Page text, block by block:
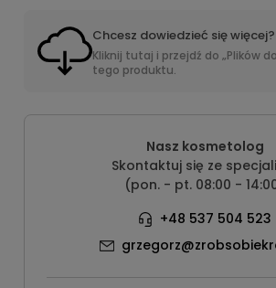
Chcesz dowiedzieć się więcej?
Kliknij tutaj i przejdź do „Plików
tego produktu.
Nasz kosmetolog
Skontaktuj się ze
(pon. - pt. 08:00 -
+48 537 504 523